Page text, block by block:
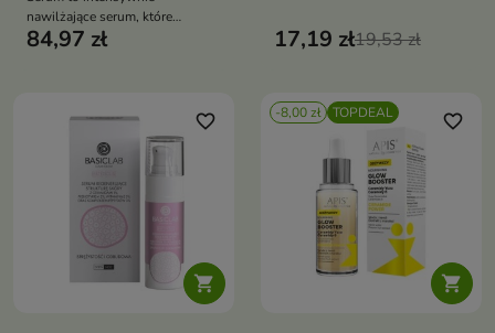
nawilżające serum, które
wspiera naturalną barierę
barierą hydrolipidową
84,97 zł 17,19 zł19,53 zł

favorite_border -8,00 zł TOPDEAL

favorite_border